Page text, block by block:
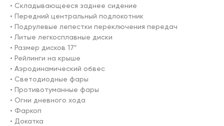
• Складывающееся заднее сидение
• Передний центральный подлокотник
• Подрулевые лепестки переключения передач
• Литые легкосплавные диски
• Размер дисков 17″
• Рейлинги на крыше
• Аэродинамический обвес
• Светодиодные фары
• Противотуманные фары
• Огни дневного хода
• Фаркоп
• Докатка